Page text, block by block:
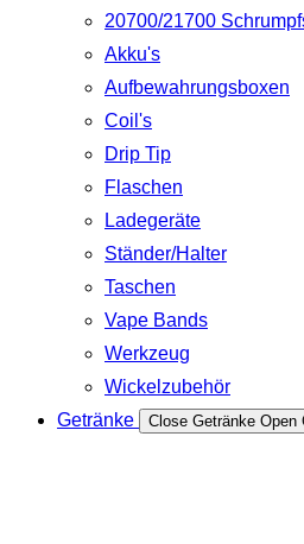
20700/21700
Akku's
Aufbewahrungsboxen
Coil's
Drip Tip
Flaschen
Ladegeräte
Ständer/Halter
Taschen
Vape Bands
Werkzeug
Wickelzubehör
Getränke
Close Getränke Open